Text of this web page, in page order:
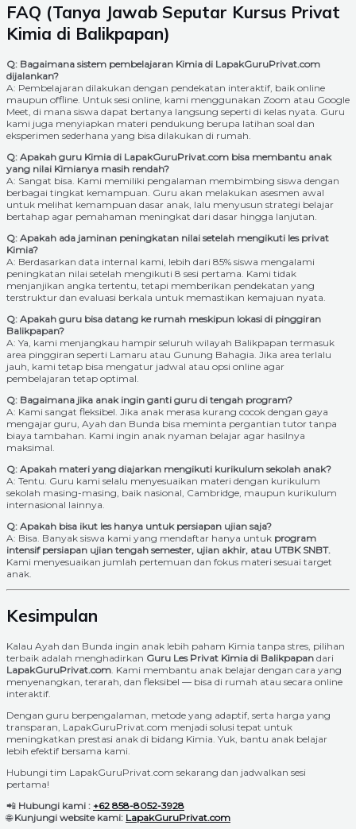
FAQ (Tanya Jawab Seputar Kursus Privat
Kimia di Balikpapan)
Q: Bagaimana sistem pembelajaran Kimia di LapakGuruPrivat.com
dijalankan?
A: Pembelajaran dilakukan dengan pendekatan interaktif, baik online
maupun offline. Untuk sesi online, kami menggunakan Zoom atau Google
Meet, di mana siswa dapat bertanya langsung seperti di kelas nyata. Guru
kami juga menyiapkan materi pendukung berupa latihan soal dan
eksperimen sederhana yang bisa dilakukan di rumah.
Q: Apakah guru Kimia di LapakGuruPrivat.com bisa membantu anak
yang nilai Kimianya masih rendah?
A: Sangat bisa. Kami memiliki pengalaman membimbing siswa dengan
berbagai tingkat kemampuan. Guru akan melakukan asesmen awal
untuk melihat kemampuan dasar anak, lalu menyusun strategi belajar
bertahap agar pemahaman meningkat dari dasar hingga lanjutan.
Q: Apakah ada jaminan peningkatan nilai setelah mengikuti les privat
Kimia?
A: Berdasarkan data internal kami, lebih dari 85% siswa mengalami
peningkatan nilai setelah mengikuti 8 sesi pertama. Kami tidak
menjanjikan angka tertentu, tetapi memberikan pendekatan yang
terstruktur dan evaluasi berkala untuk memastikan kemajuan nyata.
Q: Apakah guru bisa datang ke rumah meskipun lokasi di pinggiran
Balikpapan?
A: Ya, kami menjangkau hampir seluruh wilayah Balikpapan termasuk
area pinggiran seperti Lamaru atau Gunung Bahagia. Jika area terlalu
jauh, kami tetap bisa mengatur jadwal atau opsi online agar
pembelajaran tetap optimal.
Q: Bagaimana jika anak ingin ganti guru di tengah program?
A: Kami sangat fleksibel. Jika anak merasa kurang cocok dengan gaya
mengajar guru, Ayah dan Bunda bisa meminta pergantian tutor tanpa
biaya tambahan. Kami ingin anak nyaman belajar agar hasilnya
maksimal.
Q: Apakah materi yang diajarkan mengikuti kurikulum sekolah anak?
A: Tentu. Guru kami selalu menyesuaikan materi dengan kurikulum
sekolah masing-masing, baik nasional, Cambridge, maupun kurikulum
internasional lainnya.
Q: Apakah bisa ikut les hanya untuk persiapan ujian saja?
A: Bisa. Banyak siswa kami yang mendaftar hanya untuk program
intensif persiapan ujian tengah semester, ujian akhir, atau UTBK SNBT.
Kami menyesuaikan jumlah pertemuan dan fokus materi sesuai target
anak.
Kesimpulan
Kalau Ayah dan Bunda ingin anak lebih paham Kimia tanpa stres, pilihan
terbaik adalah menghadirkan Guru Les Privat Kimia di Balikpapan dari
LapakGuruPrivat.com. Kami membantu anak belajar dengan cara yang
menyenangkan, terarah, dan fleksibel — bisa di rumah atau secara online
interaktif.
Dengan guru berpengalaman, metode yang adaptif, serta harga yang
transparan, LapakGuruPrivat.com menjadi solusi tepat untuk
meningkatkan prestasi anak di bidang Kimia. Yuk, bantu anak belajar
lebih efektif bersama kami.
Hubungi tim LapakGuruPrivat.com sekarang dan jadwalkan sesi
pertama!
📲 Hubungi kami : +62 858-8052-3928
🌐Kunjungi website kami: LapakGuruPrivat.com